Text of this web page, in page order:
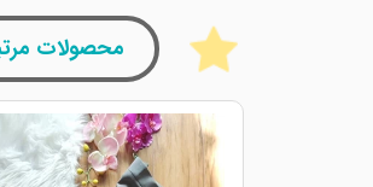
محصولات